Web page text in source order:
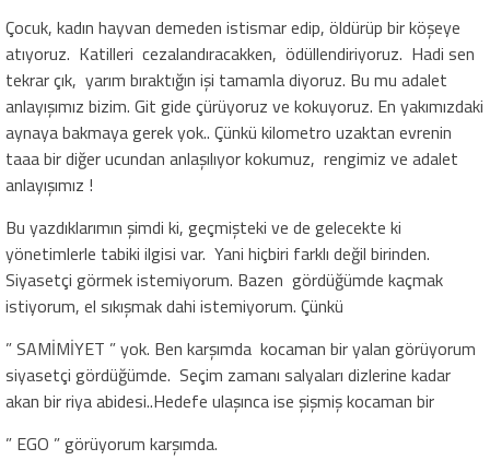
Çocuk, kadın hayvan demeden istismar edip, öldürüp bir köşeye
atıyoruz. Katilleri cezalandıracakken, ödüllendiriyoruz. Hadi sen
tekrar çık, yarım bıraktığın işi tamamla diyoruz. Bu mu adalet
anlayışımız bizim. Git gide çürüyoruz ve kokuyoruz. En yakımızdaki
aynaya bakmaya gerek yok.. Çünkü kilometro uzaktan evrenin
taaa bir diğer ucundan anlaşılıyor kokumuz, rengimiz ve adalet
anlayışımız !
Bu yazdıklarımın şimdi ki, geçmişteki ve de gelecekte ki
yönetimlerle tabiki ilgisi var. Yani hiçbiri farklı değil birinden.
Siyasetçi görmek istemiyorum. Bazen gördüğümde kaçmak
istiyorum, el sıkışmak dahi istemiyorum. Çünkü
” SAMİMİYET ” yok. Ben karşımda kocaman bir yalan görüyorum
siyasetçi gördüğümde. Seçim zamanı salyaları dizlerine kadar
akan bir riya abidesi..Hedefe ulaşınca ise şişmiş kocaman bir
” EGO ” görüyorum karşımda.